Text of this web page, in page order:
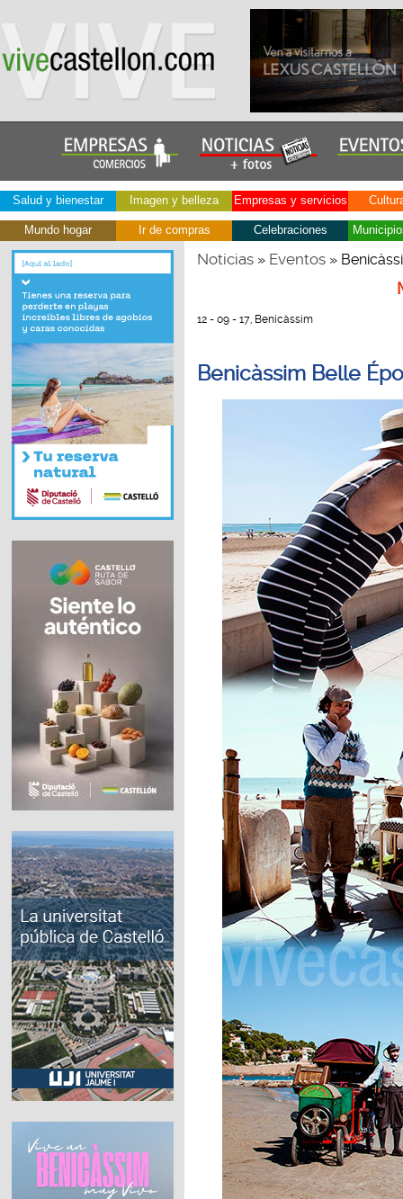
Salud y bienestar Imagen y belleza Empresas y servicios
Mundo hogar Ir de compras Celebraciones
Noticias» Eventos»
12 - 09 - 17, Benicàssim
Benicàssim Belle